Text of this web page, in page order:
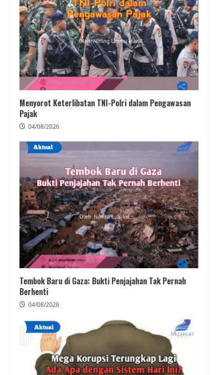
Menyorot Keterlibatan TNI-Polri dalam Pengawasan
Pajak
04/08/2026
Tembok Baru di Gaza: Bukti Penjajahan Tak Pernah
Berhenti
04/08/2026